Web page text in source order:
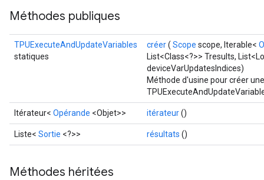
Méthodes publiques
TPUExecuteAndUpdateVariables
statiques
créer( Scope scope, Iterable<
List<Class<?>> Tresults,
deviceVarUpdatesIndices)
Méthode d'usine pour créer
Itérateur< Opérande <Objet>> itérateur()
Liste< Sortie <?>> résultats ()
Méthodes héritées